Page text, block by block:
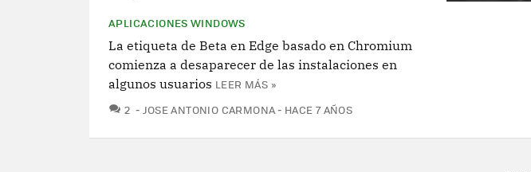
APLICACIONES WINDOWS
La etiqueta de Beta en Edge basado en Chromium
comienza a desaparecer de las instalaciones en
algunos usuarios LEER MÁS »
2 COMENTARIOS
JOSE ANTONIO CARMONA HACE 7 AÑOS